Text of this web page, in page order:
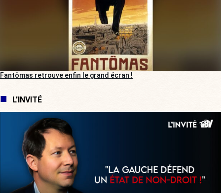
Fantômas retrouve enfin le grand écran !
L'INVITÉ